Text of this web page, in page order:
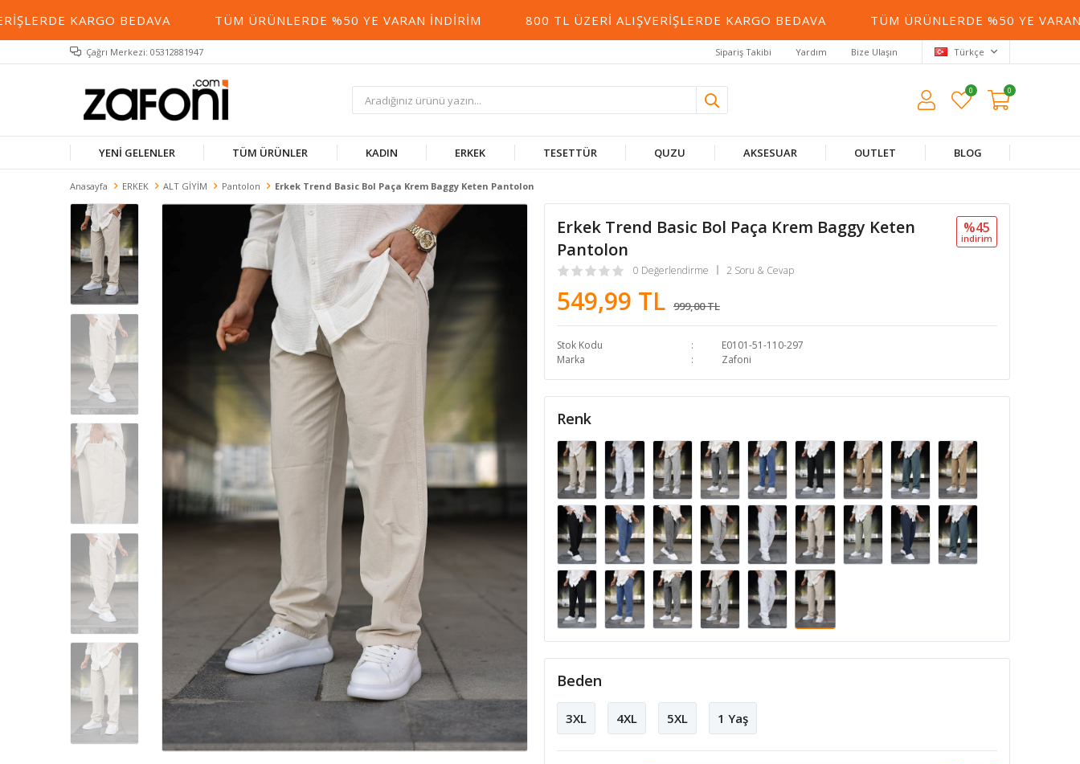
KARGO BEDAVA TÜM ÜRÜNLERDE %50 YE VARAN İNDIRIM 800 TL ÜZERI ALIŞVERIŞLERDE KARGO BEDAVA TÜM ÜRÜNLERDE %50 YE VARAN
Çağrı Merkezi: 05312881947 Sipariş Takibi Yardım Bize Ulaşın Türkçe
0 0
YENİ GELENLER TÜM ÜRÜNLER KADIN ERKEK TESETTÜR QUZU AKSESUAR OUTLET BLOG
Anasayfa ERKEK ALT GİYİM Pantolon Erkek Trend Basic Bol Paça Krem Baggy Keten Pantolon
Erkek Trend Basic Bol Paça Krem Baggy Keten
Pantolon
0 Değerlendirme 2 Soru & Cevap
549,99 TL 999,00 TL
%45
i̇ndi̇ri̇m
Stok Kodu
E0101-51-110-297
Marka
Zafoni
Renk
Beden
3XL 4XL 5XL 1 Yaş